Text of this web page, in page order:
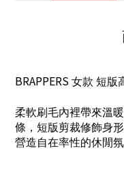
BRAPPERS女款 短版
柔軟刷毛內裡帶來溫
條，短版剪裁修飾身
營造自在率性的休閒